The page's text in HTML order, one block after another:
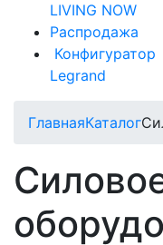
LIVING NOW
Распродажа
Конфигуратор
Legrand
ГлавнаяКаталог